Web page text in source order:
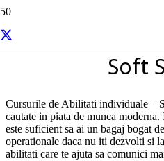
Soft
Cursurile de Abilitati individuale –
cautate in piata de munca
este suficient sa ai un bagaj bogat
operationale daca nu iti dezvolti si
abilitati care te ajuta sa comunici